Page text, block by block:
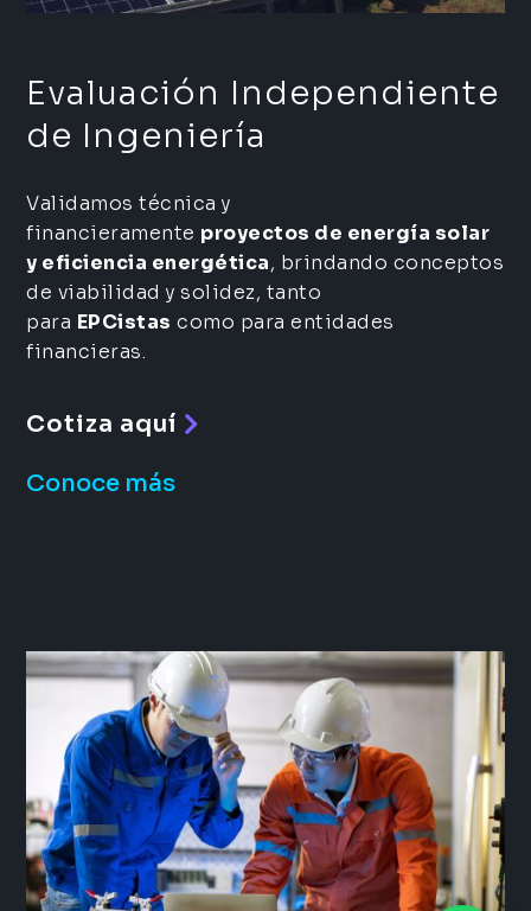
Evaluación Independiente
de Ingeniería
Validamos técnica y
financieramente proyectos de energía solar
y eficiencia energética, brindando conceptos
de viabilidad y solidez, tanto
para EPCistas como para entidades
financieras.
Cotiza aquí
Conoce más